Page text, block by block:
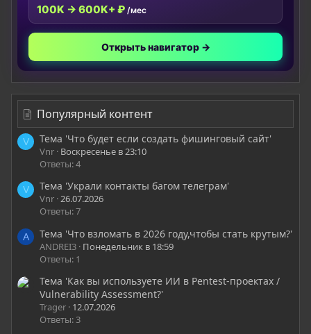
100K → 600K+ ₽ /мес
Открыть навигатор →
Популярный контент
V Тема 'Что будет если создать фишинговый сайт'
Vnr Воскресенье в 23:10
Ответы: 4
V Тема 'Украли контакты багом телеграм'
Vnr 26.07.2026
Ответы: 7
A Тема 'Что взломать в 2026 году,чтобы стать крутым?'
ANDREI3 Понедельник в 18:59
Ответы: 1
Тема 'Как вы используете ИИ в Pentest-проектах /
Vulnerability Assessment?'
Trager 12.07.2026
Ответы: 3